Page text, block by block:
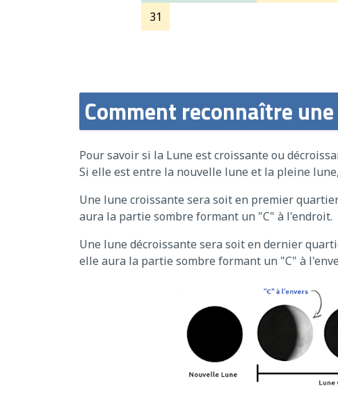
31
Comment reconnaître
Pour savoir si la Lune est croissante ou
Si elle est entre la nouvelle lune et la pleine
Une lune croissante sera soit en premier
aura la partie sombre formant un "C" à l'endroit.
Une lune décroissante sera soit en dernier
elle aura la partie sombre formant un "C" à